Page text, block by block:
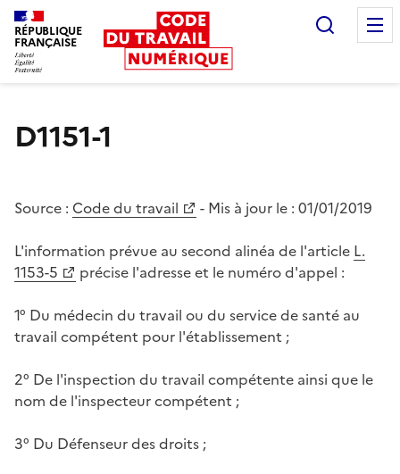
RÉPUBLIQUE
FRANÇAISE
D1151-1
Source : Code du travail - Mis à jour le : 01/01/2019
L'information prévue au second alinéa de l'article L.
1153-5
précise l'adresse et le numéro d'appel :
1° Du médecin du travail ou du service de santé au
travail compétent pour l'établissement ;
2° De l'inspection du travail compétente ainsi que le
nom de l'inspecteur compétent ;
3° Du Défenseur des droits ;